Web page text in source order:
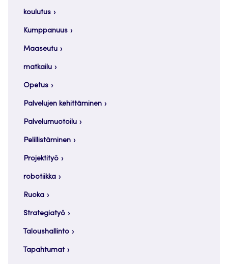
koulutus
Kumppanuus
Maaseutu
matkailu
Opetus
Palvelujen kehittäminen
Palvelumuotoilu
Pelillistäminen
Projektityö
robotiikka
Ruoka
Strategiatyö
Taloushallinto
Tapahtumat